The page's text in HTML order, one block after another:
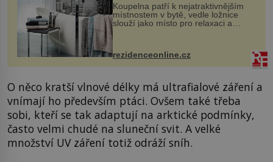
Koupelna patří k nejatraktivnějším
místnostem v bytě, vedle ložnice
slouží jako místo pro relaxaci a
odpočinek. Koupelnový textil –
ručníky, osušky a koberečky –
mohou jako mávnutím kouzelného
proutku...
rezidenceonline.cz
O něco kratší vlnové délky má ultrafialové záření a
vnímají ho především ptáci. Ovšem také třeba
sobi, kteří se tak adaptují na arktické podmínky,
často velmi chudé na sluneční svit. A velké
množství UV záření totiž odráží sníh.